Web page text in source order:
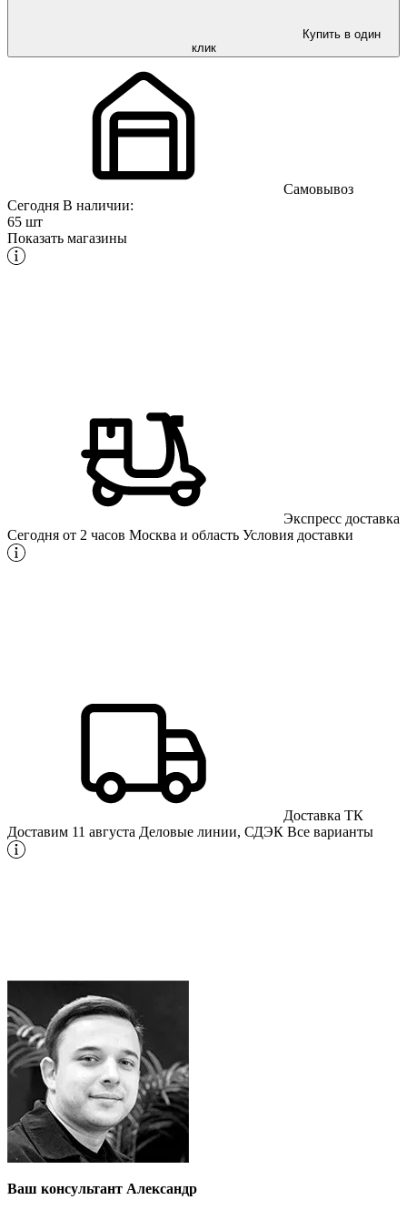
Купить в один
клик
Самовывоз
Сегодня В наличии:
65 шт
Показать магазины
Экспресс доставка
Сегодня от 2 часов Москва и область Условия доставки
Доставка ТК
Доставим 11 августа Деловые линии, СДЭК Все варианты
Ваш консультант Александр